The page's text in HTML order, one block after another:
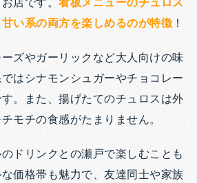
い系の両方を楽しめるのが特徴 ！
ズやガーリックなど大人向けの味
はシナモンシュガーやチョコレー
す。また、揚げたてのチュロスは外
モチの食感がたまりません。
ドリンクとの瀬戸で楽しむことも
価格帯も魅力で、友達同士や家族